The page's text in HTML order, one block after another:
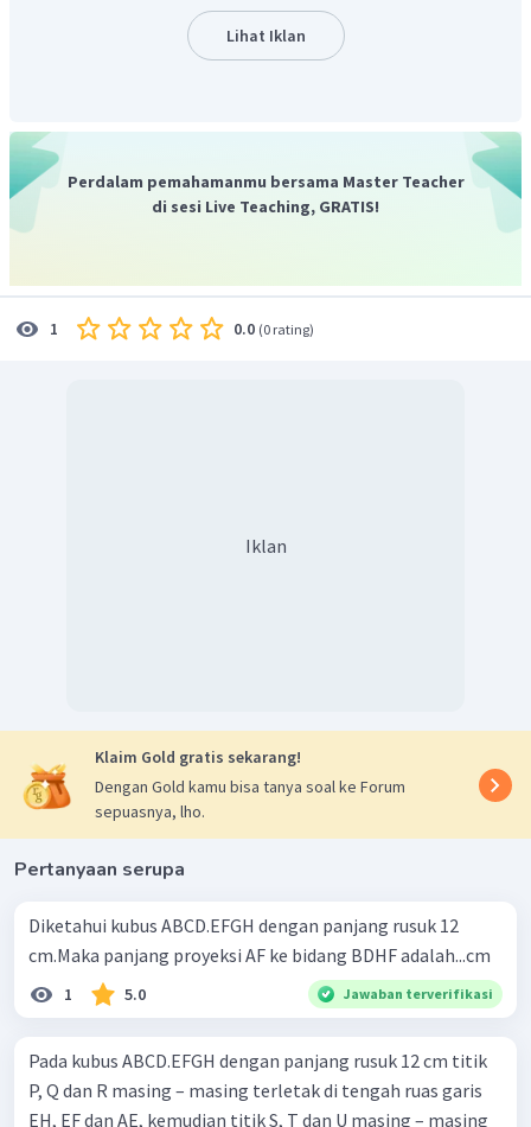
Jarak garis EQ dan bidang BPG adalah RS.
RS
=
=
a 2 cm
3 HF
Dengan demikian, jarak garis EQ dan bidang BPG adalah
1
a 2cm,
Lihat Iklan
Perdalam pemahamanmu bersama Master Teacher
di sesi Live Teaching, GRATIS!
1 0.0 (0 rating)
Iklan
Klaim Gold gratis sekarang!
Dengan Gold kamu bisa tanya soal ke Forum
sepuasnya, lho.
Pertanyaan serupa
Diketahui kubus ABCD.EFGH dengan panjang rusuk 12
cm.Maka panjang proyeksi AF ke bidang BDHF adalah...cm
1 5.0 Jawaban terverifikasi
Pada kubus ABCD.EFGH dengan panjang rusuk 12 cm titik
P, Q dan R masing – masing terletak di tengah ruas garis
EH, EF dan AE, kemudian titik S, T dan U masing – masing